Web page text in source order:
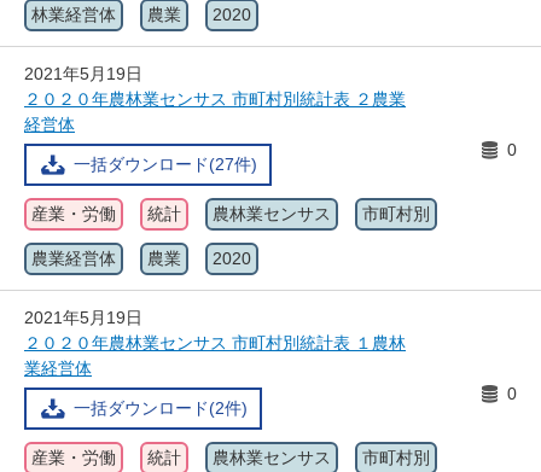
林業経営体 農業 2020
2021年5月19日
２０２０年農林業センサス 市町村別統計表 ２農業
経営体
一括ダウンロード(27件)
0
産業・労働 統計 農林業センサス 市町村別
農業経営体 農業 2020
2021年5月19日
２０２０年農林業センサス 市町村別統計表 １農林
業経営体
一括ダウンロード(2件)
0
産業・労働 統計 農林業センサス 市町村別